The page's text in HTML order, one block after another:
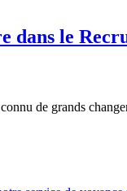
dans le
de grands